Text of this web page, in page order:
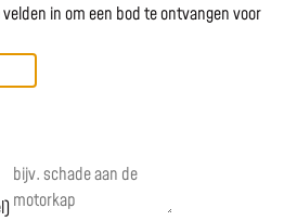
velden in om een bod te ontvangen voor